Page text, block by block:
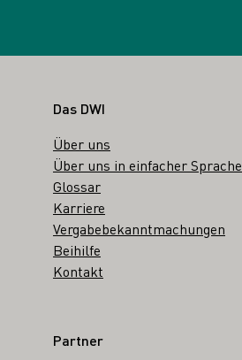
Fußbereich
Das DWI
Über uns
Über uns in einfacher Sprache
Glossar
Karriere
Vergabebekanntmachungen
Beihilfe
Kontakt
Partner